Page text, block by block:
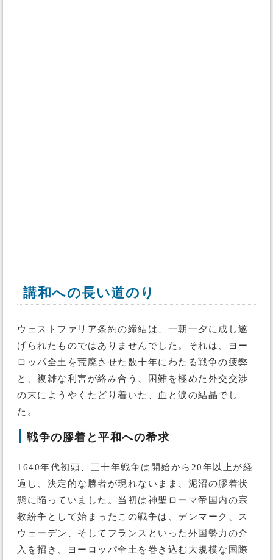
講和への長い道のり
ウェストファリア条約の締結は、一朝一夕に成し遂
げられたものではありませんでした。それは、ヨー
ロッパ全土を荒廃させた数十年にわたる戦争の疲弊
と、複雑な利害が絡み合う、困難を極めた外交交渉
の末にようやくたどり着いた、血と涙の結晶でし
た。
戦争の膠着と平和への希求
1640年代初頭、三十年戦争は開始から20年以上が経
過し、決定的な勝者が現れないまま、泥沼の膠着状
態に陥っていました。当初は神聖ローマ帝国内の宗
教紛争として始まったこの戦争は、デンマーク、ス
ウェーデン、そしてフランスといった外国勢力の介
入を招き、ヨーロッパ全土を巻き込む大規模な国際